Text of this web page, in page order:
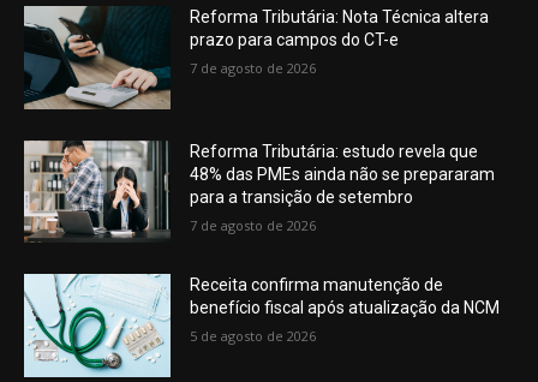
Reforma Tributária: Nota Técnica altera
prazo para campos do CT-e
7 de agosto de 2026
Reforma Tributária: estudo revela que
48% das PMEs ainda não se prepararam
para a transição de setembro
7 de agosto de 2026
Receita confirma manutenção de
benefício fiscal após atualização da NCM
5 de agosto de 2026